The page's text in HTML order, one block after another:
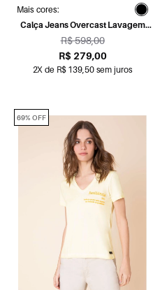
Mais cores:
Calça Jeans Overcast Lavagem
Escura
R$ 598,00
R$ 279,00
2X de R$ 139,50 sem juros
69% OFF